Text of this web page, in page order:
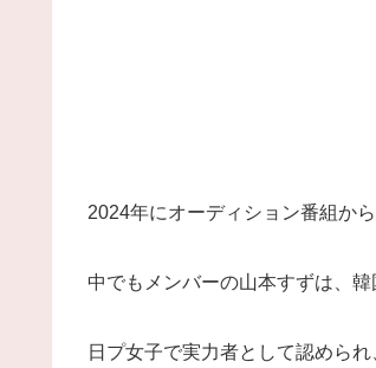
2024年にオーディション番組か
中でもメンバーの山本すずは、
日プ女子で実力者として認めら